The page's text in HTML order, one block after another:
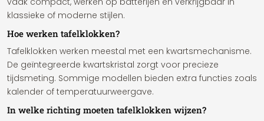
klassieke of moderne stijlen.
Hoe werken tafelklokken?
Tafelklokken werken meestal met een kwartsmechanisme.
De geïntegreerde kwartskristal zorgt voor precieze
tijdsmeting. Sommige modellen bieden extra functies zoals
kalender of temperatuurweergave.
In welke richting moeten tafelklokken wijzen?